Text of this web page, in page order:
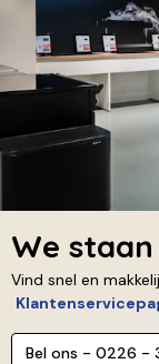
We
Vind snel en
Bel ons - 0226 -